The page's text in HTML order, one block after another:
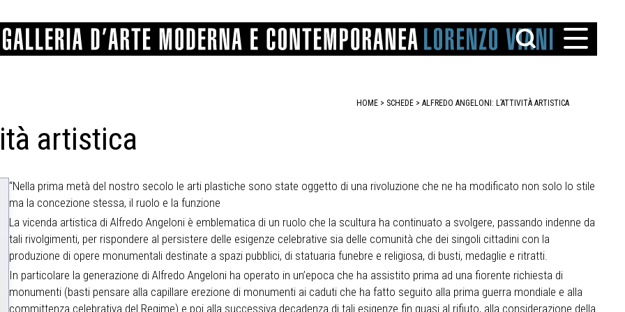
GRAFICA
PITTURA
ALTRO
MATRICI XILOGRAFICHE
MARTINI
MASCHIETTO
MICHETTI
SPOLTI
VARRAUD SANTINI
PROVENIENZE VARIE
HOME > SCHEDE > ALFREDO ANGELONI: L’ATTIVITÀ ARTISTICA
artistica
“Nella prima metà del nostro secolo le arti plastiche sono state oggetto di una rivoluzione che ne ha modificato non solo lo stile
ma la concezione stessa, il ruolo e la funzione
La vicenda artistica di Alfredo Angeloni è emblematica di un ruolo che la scultura ha continuato a svolgere, passando indenne da
tali rivolgimenti, per rispondere al persistere delle esigenze celebrative sia delle comunità che dei singoli cittadini con la
produzione di opere monumentali destinate a spazi pubblici, di statuaria funebre e religiosa, di busti, medaglie e ritratti.
In particolare la generazione di Alfredo Angeloni ha operato in un’epoca che ha assistito prima ad una fiorente richiesta di
monumenti (basti pensare alla capillare erezione di monumenti ai caduti che ha fatto seguito alla prima guerra mondiale e alla
committenza celebrativa del Regime) e poi alla successiva decadenza di tali esigenze fin quasi al rifiuto, alla considerazione della